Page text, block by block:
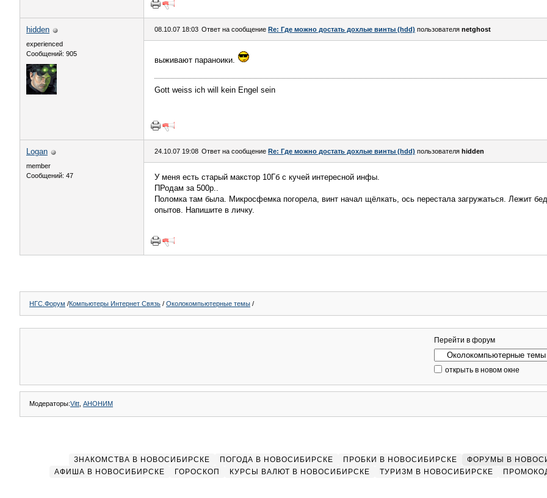
hidden
experienced
Сообщений: 905
08.10.07 18:03 Ответ на сообщение Re: Где можно достать дохлые винты (hdd) пользователя netghost
выживают параноики.
Gott weiss ich will kein Engel sein
Logan
member
Сообщений: 47
24.10.07 19:08 Ответ на сообщение Re: Где можно достать дохлые винты (hdd) пользователя hidden
У меня есть старый макстор 10Гб с кучей интересной инфы.
ПРодам за 500р..
Поломка там была. Микросфемка погорела, винт начал щёлкать, ось перестала загружаться. Лежит
опытов. Напишите в личку.
НГС.Форум /Компьютеры Интернет Связь / Околокомпьютерные темы /
Перейти в форум
открыть в новом окне
Модераторы:Vitt АНОНИМ
ЗНАКОМСТВА В НОВОСИБИРСКЕ ПОГОДА В НОВОСИБИРСКЕ ПРОБКИ В НОВОСИБИРСКЕ ФОРУМЫ В
АФИША В НОВОСИБИРСКЕ
ГОРОСКОП КУРСЫ ВАЛЮТ В НОВОСИБИРСКЕ ТУРИЗМ В НОВОСИБИРСКЕ